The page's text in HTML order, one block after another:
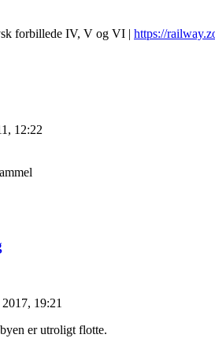
forbillede IV, V og VI | https://
12:22
19:21
er utroligt flotte.